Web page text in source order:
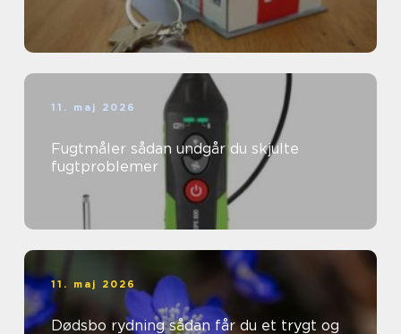
11. maj 2026
Fugtmåler sådan undgår du skjulte
fugtproblemer
11. maj 2026
Dødsbo rydning sådan får du et trygt og